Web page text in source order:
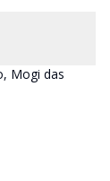
Mogi das